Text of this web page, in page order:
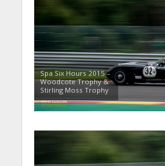
Spa Six Hours 2015 –
Woodcote Trophy &
Stirling Moss Trophy